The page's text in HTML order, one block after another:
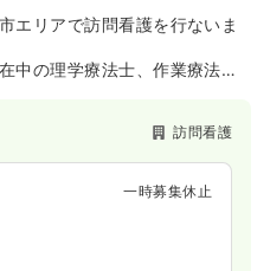
エリアで訪問看護を行ないま
中の理学療法士、作業療法士
訪問看護
一時募集休止